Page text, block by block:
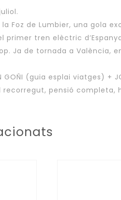
Foz de Lumbier, una gola
primer tren elèctric
Ja de tornada a València,
GOÑI (guia esplai viatges)
recorregut, pensió